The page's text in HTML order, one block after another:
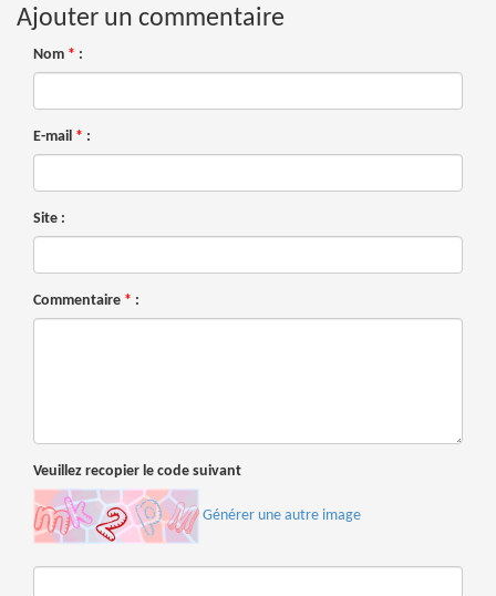
Ajouter un commentaire
Nom * :
E-mail * :
Site :
Commentaire * :
Veuillez recopier le code suivant
Générer une autre image